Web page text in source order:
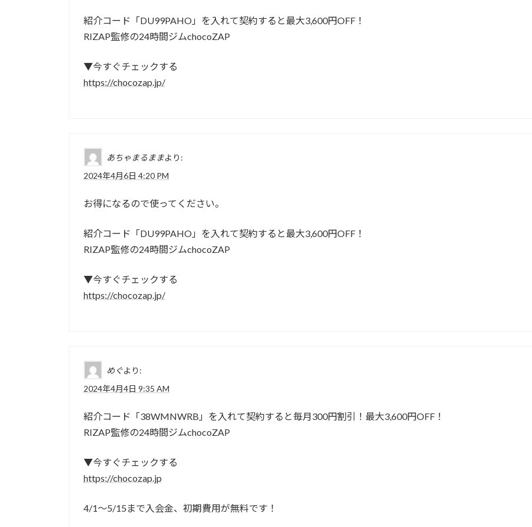
紹介コード「DU99PAHO」を入れて契約すると最大3,600円OFF！
RIZAP監修の24時間ジムchocoZAP
▼今すぐチェックする
https://chocozap.jp/
あちゃまるままより:
2024年4月6日 4:20 PM
お得になるので使ってください。
紹介コード「DU99PAHO」を入れて契約すると最大3,600円OFF！
RIZAP監修の24時間ジムchocoZAP
▼今すぐチェックする
https://chocozap.jp/
めぐより:
2024年4月4日 9:35 AM
紹介コード「38WMNWRB」を入れて契約すると毎月300円割引！最大3,600円OFF！
RIZAP監修の24時間ジムchocoZAP
▼今すぐチェックする
https://chocozap.jp
4/1～5/15まで入会金、初期費用が無料です！